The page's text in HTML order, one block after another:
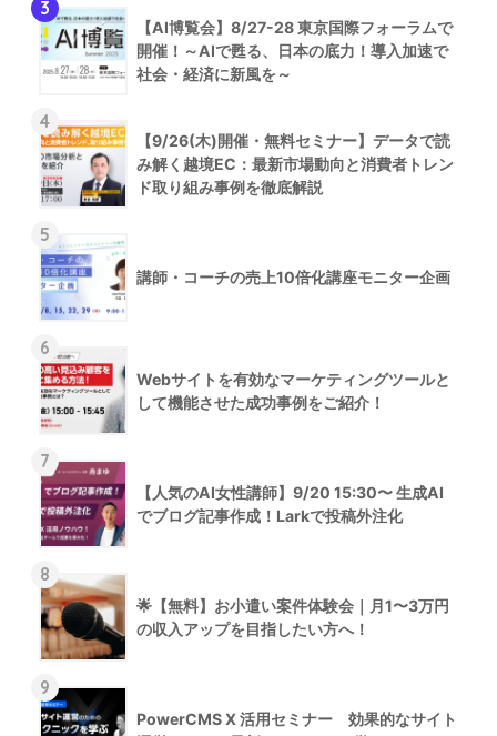
3
【AI博覧会】8/27-28 東京国際フォーラムで
開催！～AIで甦る、日本の底力！導入加速で
社会・経済に新風を～
4
【9/26(木)開催・無料セミナー】データで読
み解く越境EC：最新市場動向と消費者トレン
ド取り組み事例を徹底解説
5
講師・コーチの売上10倍化講座モニター企画
6
Webサイトを有効なマーケティングツールと
して機能させた成功事例をご紹介！
7
【人気のAI女性講師】9/20 15:30〜 生成AI
でブログ記事作成！Larkで投稿外注化
8
🌟【無料】お小遣い案件体験会｜月1〜3万円
の収入アップを目指したい方へ！
9
PowerCMS X 活用セミナー 効果的なサイト